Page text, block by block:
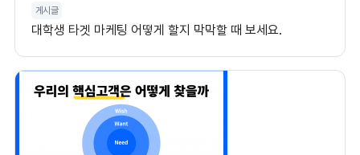
게시글
대학생 타겟 마케팅 어떻게 할지 막막할 때 보세요.